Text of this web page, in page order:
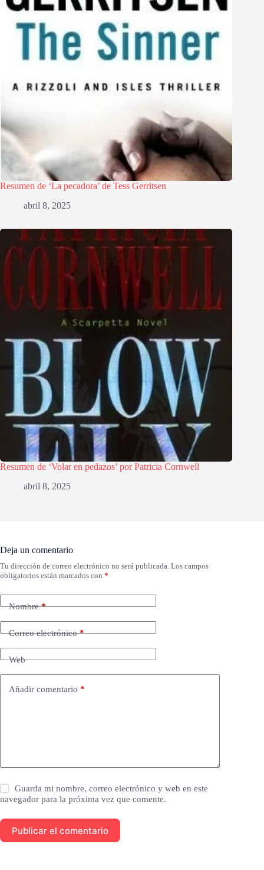
Resumen de ‘La pecadora’ de Tess Gerritsen
abril 8, 2025
Resumen de ‘Volar en pedazos’ por Patricia Cornwell
abril 8, 2025
Deja un comentario
Tu dirección de correo electrónico no será publicada. Los campos
obligatorios están marcados con *
Nombre*
Correo electrónico*
Web
Añadir comentario *
Guarda mi nombre, correo electrónico y web en este
navegador para la próxima vez que comente.
Publicar el comentario